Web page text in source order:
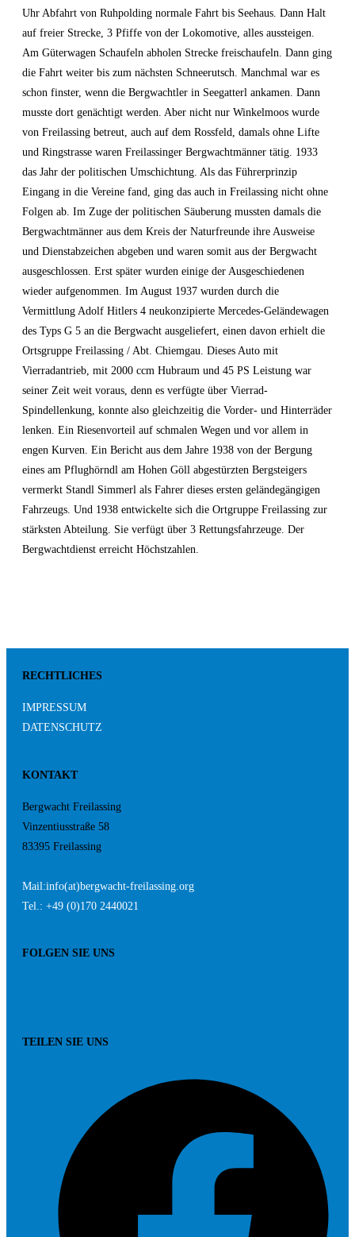
Uhr Abfahrt von Ruhpolding normale Fahrt bis Seehaus. Dann Halt
auf freier Strecke, 3 Pfiffe von der Lokomotive, alles aussteigen.
Am Güterwagen Schaufeln abholen Strecke freischaufeln. Dann ging
die Fahrt weiter bis zum nächsten Schneerutsch. Manchmal war es
schon finster, wenn die Bergwachtler in Seegatterl ankamen. Dann
musste dort genächtigt werden. Aber nicht nur Winkelmoos wurde
von Freilassing betreut, auch auf dem Rossfeld, damals ohne Lifte
und Ringstrasse waren Freilassinger Bergwachtmänner tätig. 1933
das Jahr der politischen Umschichtung. Als das Führerprinzip
Eingang in die Vereine fand, ging das auch in Freilassing nicht ohne
Folgen ab. Im Zuge der politischen Säuberung mussten damals die
Bergwachtmänner aus dem Kreis der Naturfreunde ihre Ausweise
und Dienstabzeichen abgeben und waren somit aus der Bergwacht
ausgeschlossen. Erst später wurden einige der Ausgeschiedenen
wieder aufgenommen. Im August 1937 wurden durch die
Vermittlung Adolf Hitlers 4 neukonzipierte Mercedes-Geländewagen
des Typs G 5 an die Bergwacht ausgeliefert, einen davon erhielt die
Ortsgruppe Freilassing / Abt. Chiemgau. Dieses Auto mit
Vierradantrieb, mit 2000 ccm Hubraum und 45 PS Leistung war
seiner Zeit weit voraus, denn es verfügte über Vierrad-
Spindellenkung, konnte also gleichzeitig die Vorder- und Hinterräder
lenken. Ein Riesenvorteil auf schmalen Wegen und vor allem in
engen Kurven. Ein Bericht aus dem Jahre 1938 von der Bergung
eines am Pflughörndl am Hohen Göll abgestürzten Bergsteigers
vermerkt Standl Simmerl als Fahrer dieses ersten geländegängigen
Fahrzeugs. Und 1938 entwickelte sich die Ortgruppe Freilassing zur
stärksten Abteilung. Sie verfügt über 3 Rettungsfahrzeuge. Der
Bergwachtdienst erreicht Höchstzahlen.
RECHTLICHES
IMPRESSUM
DATENSCHUTZ
KONTAKT
Bergwacht Freilassing
Vinzentiusstraße 58
83395 Freilassing
Mail:info(at)bergwacht-freilassing.org
Tel.: +49 (0)170 2440021
FOLGEN SIE UNS
TEILEN SIE UNS